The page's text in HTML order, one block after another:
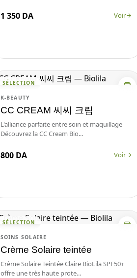
1 350 DA Voir
SÉLECTION
K-BEAUTY
CC CREAM 씨씨 크림
L'alliance parfaite entre soin et maquillage
Découvrez la CC Cream Bio...
800 DA Voir
SÉLECTION
SOINS SOLAIRE
Crème Solaire teintée
Crème Solaire Teintée Claire BioLila SPF50+
offre une très haute prote...